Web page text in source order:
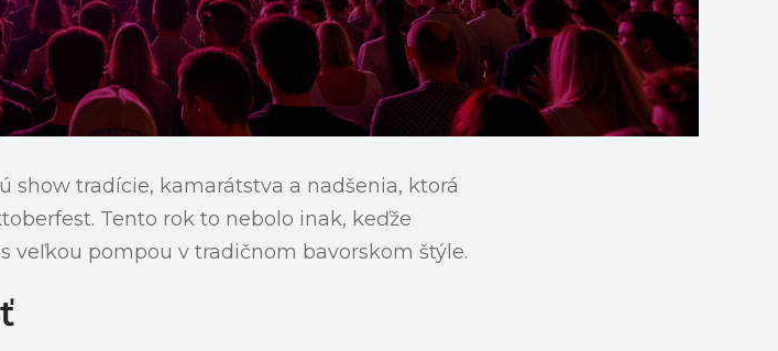
show tradície, kamarátstva a nadšenia, ktorá
Tento rok to nebolo inak, keďže
veľkou pompou v tradičnom bavorskom štýle.